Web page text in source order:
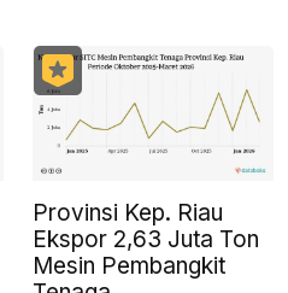
Provinsi Kep. Riau
Ekspor 2,63 Juta Ton
Mesin Pembangkit